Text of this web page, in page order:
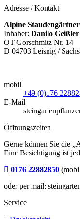
Adresse / Kontakt
Alpine
Inhaber: Danilo Geißler
OT Gorschmitz Nr. 14
D 04703 Leisnig /
mobil
+49 (0)176
E-Mail
Öffnungszeiten
Gerne können Sie die
Eine Besichtigung ist
0176 22882850
oder per mail:
Service